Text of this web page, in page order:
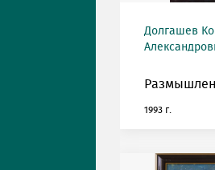
Долгашев
1993 г.